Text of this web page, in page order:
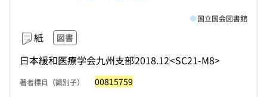
紙 図書
日本緩和医療学会九州支部2018.12<SC21-M8>
国立国会図書館
著者標目（識別子） 00815759